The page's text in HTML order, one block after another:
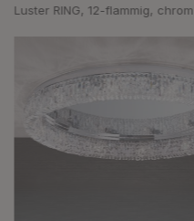
Luster RING, 12-flammig, chrom